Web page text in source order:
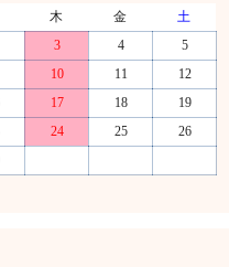
木 金
土
3 4
5
10 11
12
17 18
19
24 25
26